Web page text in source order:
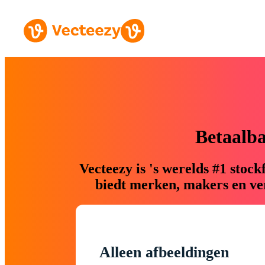
Vecteezy is 's werelds #1
biedt merken, makers en
Alleen afbeeldingen